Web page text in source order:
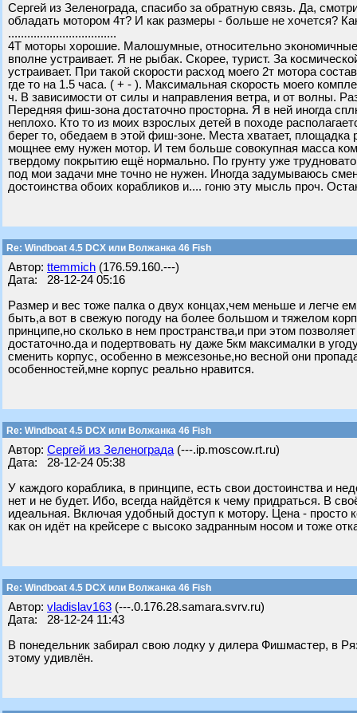
Сергей из Зеленограда, спасибо за обратную связь. Да,
обладать мотором 4т? И как размеры - больше не хочется?
..................................
4Т моторы хорошие. Малошумные, относительно
вполне устраивает. Я не рыбак. Скорее, турист. За
устраивает. При такой скорости расход моего 2т мотора
где то на 1.5 часа. ( + - ). Максимальная скорость моего
ч. В зависимости от силы и направления ветра, и от волны.
Передняя фиш-зона достаточно просторна. Я в ней иногда
неплохо. Кто то из моих взрослых детей в походе
берег то, обедаем в этой фиш-зоне. Места хватает,
мощнее ему нужен мотор. И тем больше совокупная масса
твердому покрытию ещё нормально. По грунту уже
под мои задачи мне точно не нужен. Иногда задумываюсь
достоинства обоих корабликов и.... гоню эту мысль проч.
Re: Windboat 4.5 DCX или Волжанка 46 Fish
Автор: ttemmich (176.59.160.---)
Дата: 28-12-24 05:16
Размер и вес тоже палка о двух концах,чем меньше и легче
быть,а вот в свежую погоду на более большом и тяжелом
принципе,но сколько в нем пространства,и при этом
достаточно.да и подертвовать ну даже 5км максималки в
сменить корпус, особенно в межсезонье,но весной они
особенностей,мне корпус реально нравится.
Re: Windboat 4.5 DCX или Волжанка 46 Fish
Автор: Сергей из Зеленограда (---.ip.moscow.rt.ru)
Дата: 28-12-24 05:38
У каждого кораблика, в принципе, есть свои достоинства и
нет и не будет. Ибо, всегда найдётся к чему придраться. В
идеальная. Включая удобный доступ к мотору. Цена -
как он идёт на крейсере с высоко задранным носом и тоже
Re: Windboat 4.5 DCX или Волжанка 46 Fish
Автор: vladislav163 (---.0.176.28.samara.svrv.ru)
Дата: 28-12-24 11:43
В понедельник забирал свою лодку у дилера Фишмастер, в
этому удивлён.